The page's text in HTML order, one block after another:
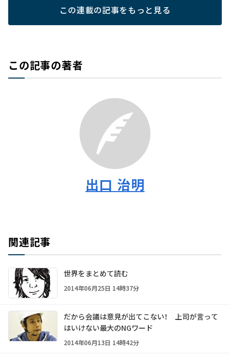
この連載の記事をもっと見る
この記事の著者
出口 治明
関連記事
世界をまとめて読む
2014年06月25日 14時37分
だから会議は意見が出てこない！ 上司が言って
はいけない最大のNGワード
2014年06月13日 14時42分